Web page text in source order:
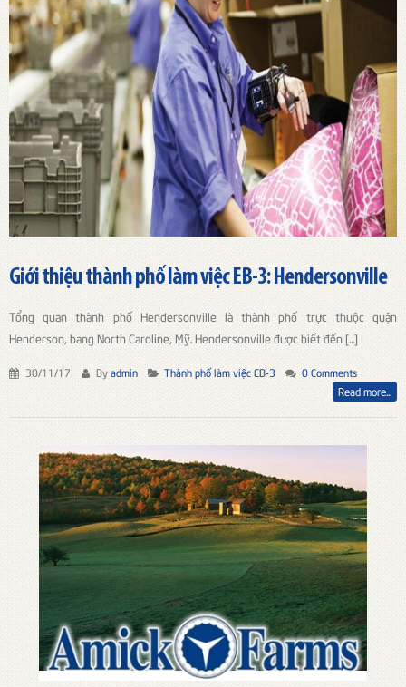
Giới thiệu thành phố làm việc EB-3: Hendersonville
Tổng quan thành phố Hendersonville là thành phố trực thuộc quận
Henderson, bang North Caroline, Mỹ. Hendersonville được biết đến [...]
30/11/17 Byadmin Thành phố làm việc EB-3 0 Comments
Read more...